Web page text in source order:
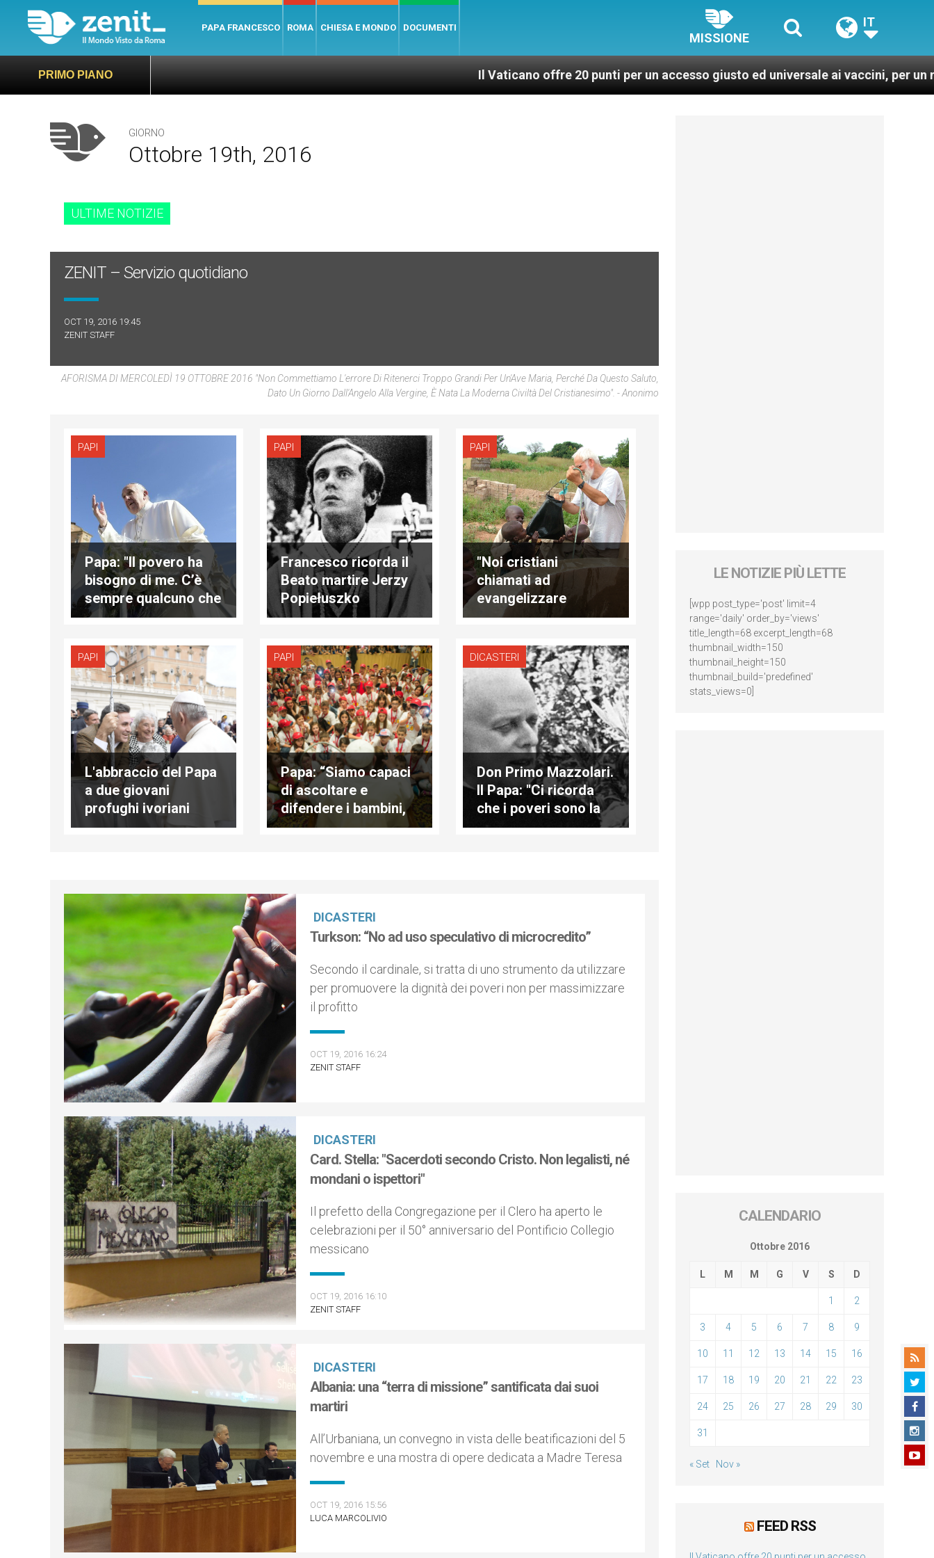
PAPA FRANCESCO ROMA CHIESA E MONDO DOCUMENTI
MISSIONE
IT
PRIMO PIANO Il Vaticano offre 20 punti per un accesso giusto ed universale ai vaccini, per un mondo più sano
GIORNO
Ottobre 19th, 2016
ULTIME NOTIZIE
ZENIT – Servizio quotidiano
OCT 19, 2016 19:45
ZENIT STAFF
AFORISMA DI MERCOLEDÌ 19 OTTOBRE 2016 "Non Commettiamo L'errore Di Ritenerci Troppo Grandi Per Un'Ave Maria, Perché Da Questo Saluto,
Dato Un Giorno Dall'Angelo Alla Vergine, È Nata La Moderna Civiltà Del Cristianesimo". - Anonimo
PAPI
Papa: "Il povero ha
bisogno di me. C’è
sempre qualcuno che
ha fame e sete"
PAPI
Francesco ricorda il
Beato martire Jerzy
Popiełuszko
PAPI
"Noi cristiani
chiamati ad
evangelizzare
nell’ambiente in cui
PAPI
L'abbraccio del Papa
a due giovani
profughi ivoriani
PAPI
Papa: “Siamo capaci
di ascoltare e
difendere i bambini,
pregare con loro e
DICASTERI
Don Primo Mazzolari.
Il Papa: "Ci ricorda
che i poveri sono la
ricchezza della
DICASTERI
Turkson: “No ad uso speculativo di microcredito”
Secondo il cardinale, si tratta di uno strumento da utilizzare
per promuovere la dignità dei poveri non per massimizzare
il profitto
OCT 19, 2016 16:24
ZENIT STAFF
DICASTERI
Card. Stella: "Sacerdoti secondo Cristo. Non legalisti, né
mondani o ispettori"
Il prefetto della Congregazione per il Clero ha aperto le
celebrazioni per il 50° anniversario del Pontificio Collegio
messicano
OCT 19, 2016 16:10
ZENIT STAFF
DICASTERI
Albania: una “terra di missione” santificata dai suoi
martiri
All’Urbaniana, un convegno in vista delle beatificazioni del 5
novembre e una mostra di opere dedicata a Madre Teresa
OCT 19, 2016 15:56
LUCA MARCOLIVIO
LE NOTIZIE PIÙ LETTE
[wpp post_type='post' limit=4
range='daily' order_by='views'
title_length=68 excerpt_length=68
thumbnail_width=150
thumbnail_height=150
thumbnail_build='predefined'
stats_views=0]
CALENDARIO
Ottobre 2016
L M M G V S D
1 2
3 4 5 6 7 8 9
10 11 12 13 14 15 16
17 18 19 20 21 22 23
24 25 26 27 28 29 30
31
« Set Nov »
FEED RSS